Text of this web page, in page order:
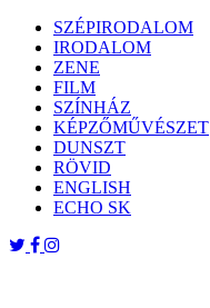
Skip
content
SZÉPIRODALOM
IRODALOM
ZENE
FILM
SZÍNHÁZ
KÉPZŐMŰVÉSZET
DUNSZT
RÖVID
ENGLISH
ECHO SK